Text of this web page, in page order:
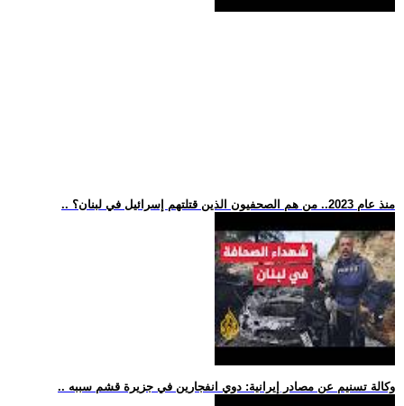
.. منذ عام 2023.. من هم الصحفيون الذين قتلتهم إسرائيل في لبنان؟
.. وكالة تسنيم عن مصادر إيرانية: دوي انفجارين في جزيرة قشم سببه